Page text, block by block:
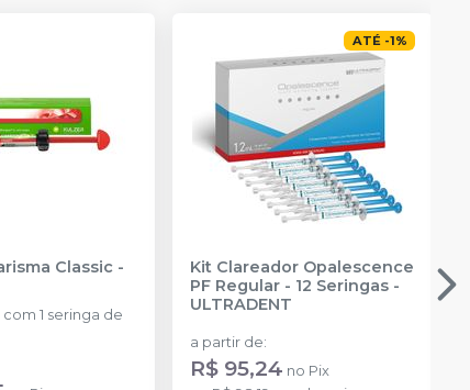
Classic-
1 seringa de
ATÉ -1%
Kit Clareador Opalescence
PF Regular - 12 Seringas-
ULTRADENT
a partir de:
R$ 95,24 no Pix